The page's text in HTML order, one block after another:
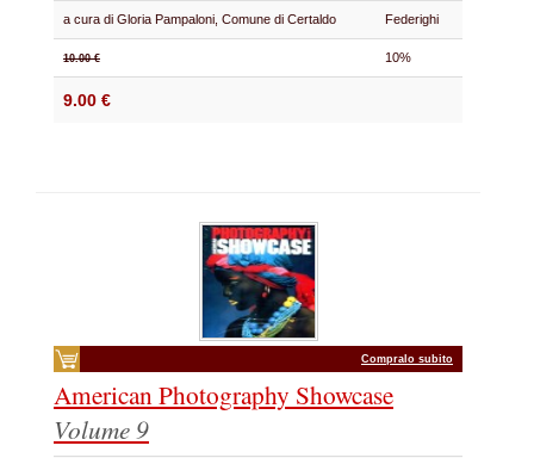
a cura di Gloria Pampaloni, Comune di Certaldo Federighi
10.00 € 10%
9.00 €
Compralo subito
American Photography Showcase
Volume 9